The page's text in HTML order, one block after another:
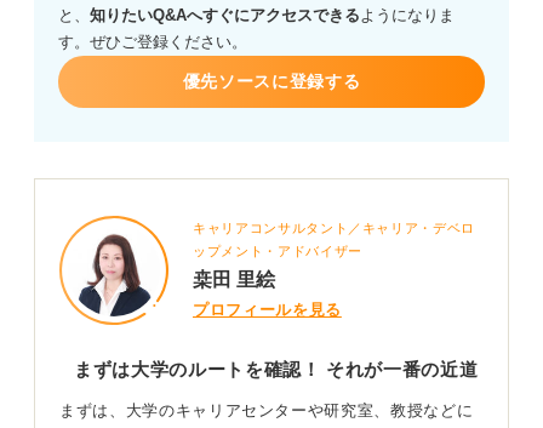
と、 知りたいQ&Aへすぐにアクセスできるようになりま
す。ぜひご登録ください。
優先ソースに登録する
キャリアコンサルタント／キャリア・デベロ
ップメント・アドバイザー
桒田 里絵
プロフィールを見る
まずは大学のルートを確認！ それが一番の近道
まずは、大学のキャリアセンターや研究室、教授などに